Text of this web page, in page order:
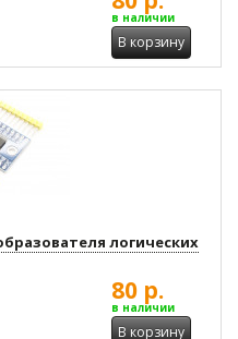
в наличии
В корзину
логических
80 р.
в наличии
В корзину